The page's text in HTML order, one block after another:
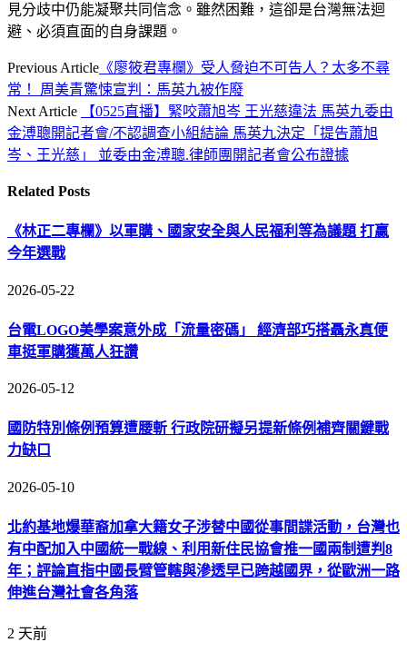
見分歧中仍能凝聚共同信念。雖然困難，這卻是台灣無法迴
避、必須直面的自身課題。
Previous Article 《廖筱君專欄》受人脅迫不可告人？太多不尋
常！ 周美青驚悚宣判：馬英九被作廢
Next Article
【0525直播】緊咬蕭旭岑 王光慈違法 馬英九委由
金溥聰開記者會/不認調查小組結論 馬英九決定「提告蕭旭
岑、王光慈」 並委由金溥聰.律師團開記者會公布證據
Related Posts
《林正二專欄》以軍購、國家安全與人民福利等為議題 打贏
今年選戰
2026-05-22
台電LOGO美學案意外成「流量密碼」 經濟部巧搭聶永真便
車挺軍購獲萬人狂讚
2026-05-12
國防特別條例預算遭腰斬 行政院研擬另提新條例補齊關鍵戰
力缺口
2026-05-10
北約基地爆華裔加拿大籍女子涉替中國從事間諜活動，台灣也
有中配加入中國統一戰線、利用新住民協會推一國兩制遭判8
年；評論直指中國長臂管轄與滲透早已跨越國界，從歐洲一路
伸進台灣社會各角落
2 天前